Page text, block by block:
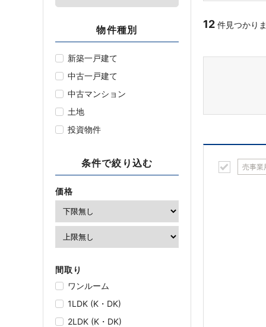
物件種別
新築一戸建て
中古一戸建て
中古マンション
土地
投資物件
条件で絞り込む
価格
間取り
ワンルーム
1LDK (K・DK)
2LDK (K・DK)
12 件見つかり
売事業